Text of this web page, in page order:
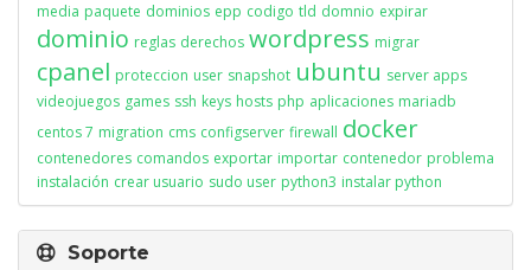
media paquete dominios epp codigo tld domnio expirar
dominio reglas derechos wordpress migrar
cpanel proteccion user snapshot ubuntu server apps
videojuegos games ssh keys hosts php aplicaciones mariadb
centos 7 migration cms configserver firewall docker
contenedores comandos exportar importar contenedor problema
instalación crear usuario sudo user python3 instalar python
Soporte